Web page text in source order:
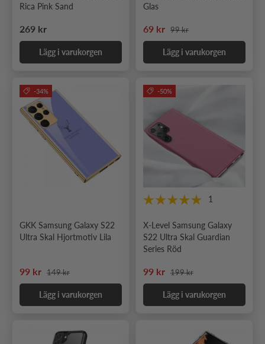
Rica Pink Sand
Ordinarie pris
269 kr
Lägg i varukorgen
Glas
Nedsatt pris
69 kr Ordinarie pris
99 kr
Lägg i varukorgen
-34%
GKK Samsung Galaxy S22
Ultra Skal Hjortmotiv Lila
Nedsatt pris
99 kr Ordinarie pris
149 kr
Lägg i varukorgen
-50%
1
X-Level Samsung Galaxy
S22 Ultra Skal Guardian
Series Röd
Nedsatt pris
99 kr Ordinarie pris
199 kr
Lägg i varukorgen